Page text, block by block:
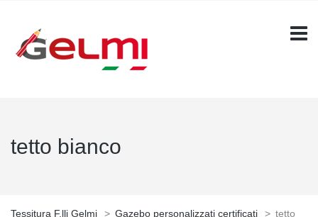
tetto bianco
Tessitura F.lli Gelmi > Gazebo personalizzati certificati > tetto